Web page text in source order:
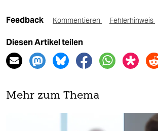
Feedback Kommentieren Fehlerhinweis
Diesen Artikel teilen
Mehr zum Thema